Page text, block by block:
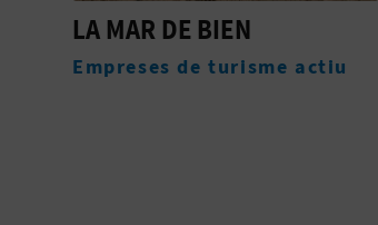
SAN PASCUAL
Allotjaments